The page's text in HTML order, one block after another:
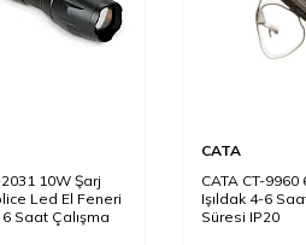
10W Şarj
Led El Feneri
Saat Çalışma
CATA
CATA CT-9960
Işıldak 4-6
Süresi IP20